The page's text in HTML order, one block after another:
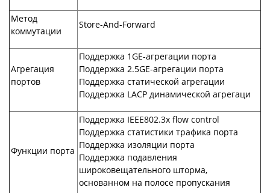
Метод
коммутации
Store-And-Forward
Агрегация
портов
Поддержка 1GE-агрегации порта
Поддержка 2.5GE-агрегации порта
Поддержка статической агрегации
Поддержка LACP динамической агрегаци
Функции порта
Поддержка IEEE802.3x flow control
Поддержка статистики трафика порта
Поддержка изоляции порта
Поддержка подавления
широковещательного шторма,
основанном на полосе пропускания